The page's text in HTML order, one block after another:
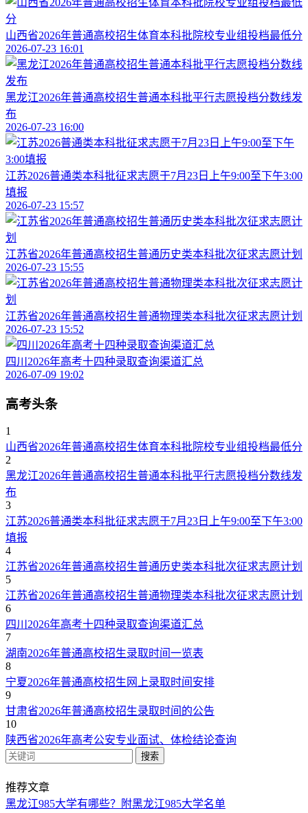
山西省2026年普通高校招生体育本科批院校专业组投档最低分
2026-07-23 16:01
黑龙江2026年普通高校招生普通本科批平行志愿投档分数线发
布
2026-07-23 16:00
江苏2026普通类本科批征求志愿于7月23日上午9:00至下午3:00
填报
2026-07-23 15:57
江苏省2026年普通高校招生普通历史类本科批次征求志愿计划
2026-07-23 15:55
江苏省2026年普通高校招生普通物理类本科批次征求志愿计划
2026-07-23 15:52
四川2026年高考十四种录取查询渠道汇总
2026-07-09 19:02
高考头条
1
山西省2026年普通高校招生体育本科批院校专业组投档最低分
2
黑龙江2026年普通高校招生普通本科批平行志愿投档分数线发
布
3
江苏2026普通类本科批征求志愿于7月23日上午9:00至下午3:00
填报
4
江苏省2026年普通高校招生普通历史类本科批次征求志愿计划
5
江苏省2026年普通高校招生普通物理类本科批次征求志愿计划
6
四川2026年高考十四种录取查询渠道汇总
7
湖南2026年普通高校招生录取时间一览表
8
宁夏2026年普通高校招生网上录取时间安排
9
甘肃省2026年普通高校招生录取时间的公告
10
陕西省2026年高考公安专业面试、体检结论查询
搜索
推荐文章
黑龙江985大学有哪些？附黑龙江985大学名单